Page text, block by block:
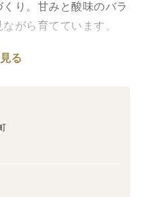
り。甘みと酸味のバラ
がら育てています。
ます。
豊水〜
しっかり味わえる梨で
からコクのある甘さが
る